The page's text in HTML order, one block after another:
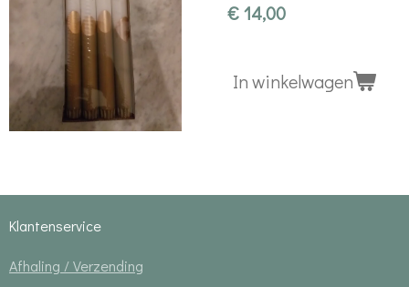
€ 14,00
In winkelwagen
Klantenservice
Afhaling / Verzending